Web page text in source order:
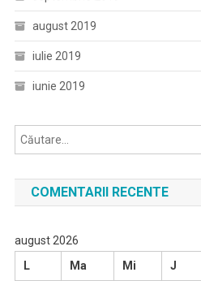
august 2019
iulie 2019
iunie 2019
COMENTARII RECENTE
august 2026
L
Ma Mi J